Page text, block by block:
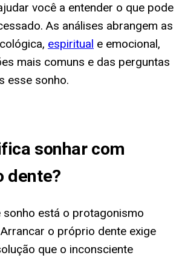
você a entender o que pode
As análises abrangem as
espiritual e emocional,
mais comuns e das perguntas
esse sonho.
sonhar com
dente?
está o protagonismo
o próprio dente exige
que o inconsciente